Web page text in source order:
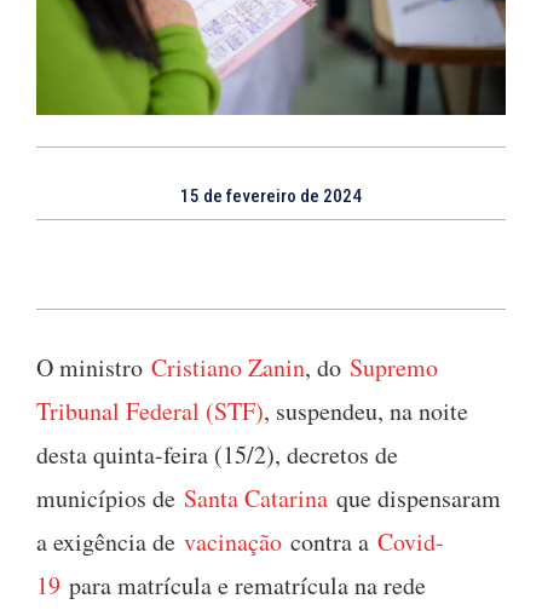
15 de fevereiro de 2024
O ministro Cristiano Zanin, do Supremo
Tribunal Federal (STF), suspendeu, na noite
desta quinta-feira (15/2), decretos de
municípios de Santa Catarina que dispensaram
a exigência de vacinação contra a Covid-
19 para matrícula e rematrícula na rede